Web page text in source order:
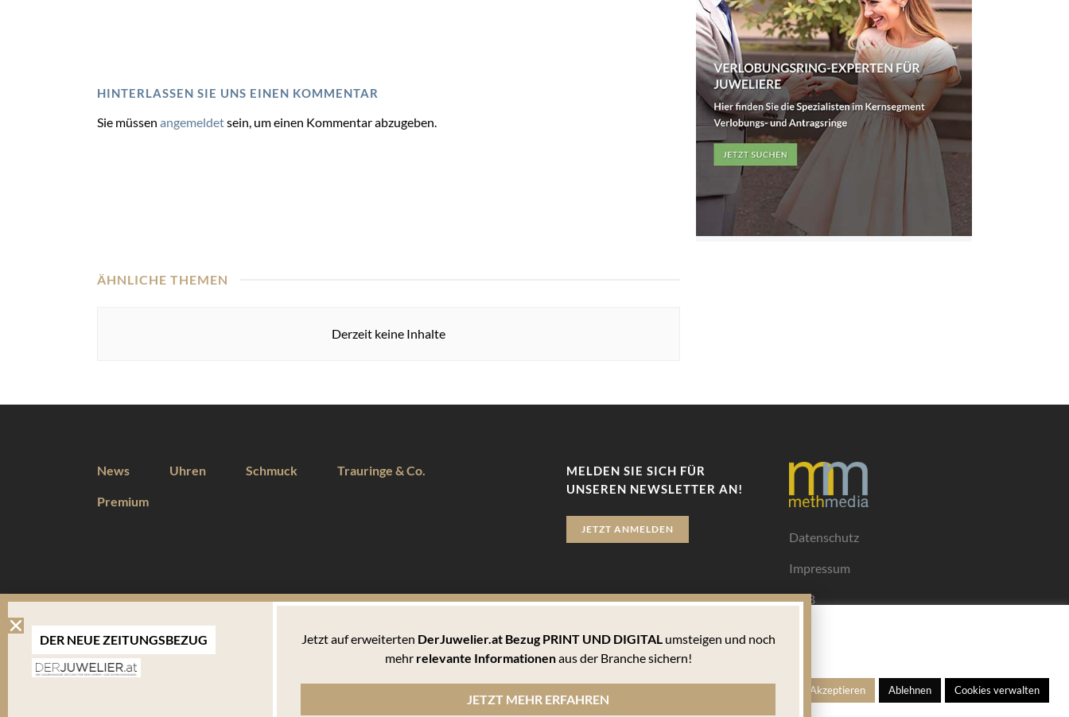
HINTERLASSEN SIE UNS EINEN KOMMENTAR
Sie müssen angemeldetsein, um einen Kommentar abzugeben.
ÄHNLICHE THEMEN
Derzeit keine Inhalte
News Uhren Schmuck Trauringe & Co.
Premium
MELDEN SIE SICH FÜR
UNSEREN NEWSLETTER AN!
JETZT ANMELDEN
Datenschutz
Impressum
AGB
DIESE WEBSEITE VERWENDET COOKIES
Wir verwenden Cookies um Ihnen eine optimale Benutzererfahrung zu bieten. Hierbei handelt es sich um kleine Textdateien, die auf Ihrem
Endgerät abgelegt werden. Um die Website weiterhin zu nutzen, können Sie sämtlichen Cookies zustimmen oder unter den Einstellungen
verwalten welche davon Sie akzeptieren.
Bitte beachten Sie, dass Sie Ihren Browser so einstellen können, dass Sie über das Setzen von Cookies informiert werden und einzeln über deren Annahme entscheiden oder die Annahme von Cookies für
Alle Akzeptieren Ablehnen Cookies verwalten
DER NEUE ZEITUNGSBEZUG Jetzt auf erweiterten DerJuwelier.at Bezug PRINT UND DIGITALumsteigen und noch
mehr relevante Informationenaus der Branche sichern!
JETZT MEHR ERFAHREN